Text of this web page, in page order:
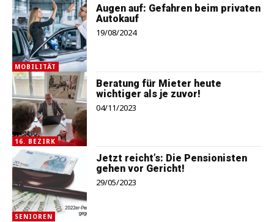
MOBILITÄT
Augen auf: Gefahren beim privaten
Autokauf
19/08/2024
16. BEZIRK
Beratung für Mieter heute
wichtiger als je zuvor!
04/11/2023
SENIOREN
Jetzt reicht’s: Die Pensionisten
gehen vor Gericht!
29/05/2023